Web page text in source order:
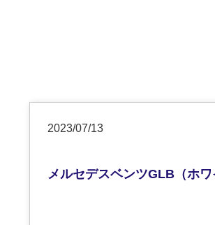
2023/07/13
メルセデスベンツGLB（ホ